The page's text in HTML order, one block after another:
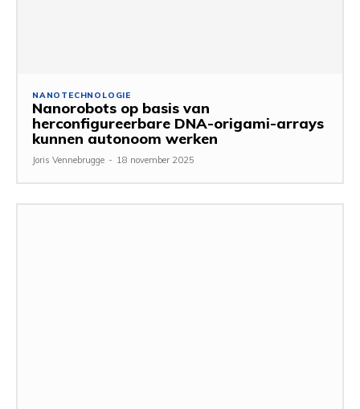
NANOTECHNOLOGIE
Nanorobots op basis van
herconfigureerbare DNA-origami-arrays
kunnen autonoom werken
Joris Vennebrugge - 18 november 2025